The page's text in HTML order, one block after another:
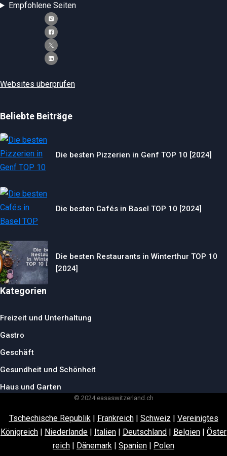
Empfohlene Seiten
Websites überprüfen
Beliebte Beiträge
Die besten Pizzerien in Genf TOP 10 [2024]
Die besten Cafés in Basel TOP 10 [2024]
Die besten Restaurants in Winterthur TOP 10
[2024]
Kategorien
Freizeit und Unterhaltung
Gastro
Geschäft
Gesundheit und Schönheit
Haus und Garten
© 2024 easaswitzerland.ch
Tschechische Republik| Frankreich| Schweiz | Vereinigtes
Königreich | Niederlande | Italien | Deutschland | Belgien | Öster
reich | Dänemark | Spanien | Polen